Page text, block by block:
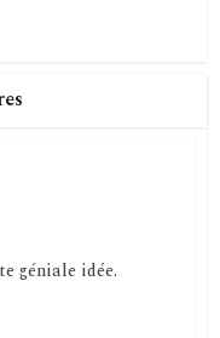
géniale idée.